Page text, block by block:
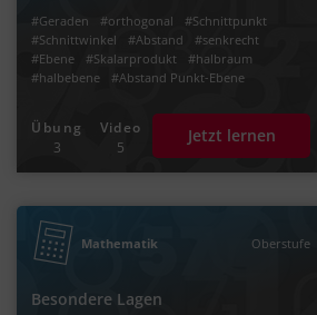
#Geraden #orthogonal
#Schnittpunkt
#Schnittwinkel
#Abstand
#senkrecht
#Ebene
#Skalarprodukt
#halbraum
#halbebene
#Abstand Punkt-Ebene
Übung
3
Video
5
Jetzt lernen
Mathematik Oberstufe
Besondere Lagen